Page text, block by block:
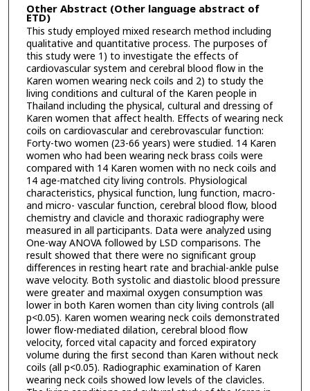
Other Abstract (Other language abstract of
ETD)
This study employed mixed research method including
qualitative and quantitative process. The purposes of
this study were 1) to investigate the effects of
cardiovascular system and cerebral blood flow in the
Karen women wearing neck coils and 2) to study the
living conditions and cultural of the Karen people in
Thailand including the physical, cultural and dressing of
Karen women that affect health. Effects of wearing neck
coils on cardiovascular and cerebrovascular function:
Forty-two women (23-66 years) were studied. 14 Karen
women who had been wearing neck brass coils were
compared with 14 Karen women with no neck coils and
14 age-matched city living controls. Physiological
characteristics, physical function, lung function, macro-
and micro- vascular function, cerebral blood flow, blood
chemistry and clavicle and thoraxic radiography were
measured in all participants. Data were analyzed using
One-way ANOVA followed by LSD comparisons. The
result showed that there were no significant group
differences in resting heart rate and brachial-ankle pulse
wave velocity. Both systolic and diastolic blood pressure
were greater and maximal oxygen consumption was
lower in both Karen women than city living controls (all
p<0.05). Karen women wearing neck coils demonstrated
lower flow-mediated dilation, cerebral blood flow
velocity, forced vital capacity and forced expiratory
volume during the first second than Karen without neck
coils (all p<0.05). Radiographic examination of Karen
wearing neck coils showed low levels of the clavicles.